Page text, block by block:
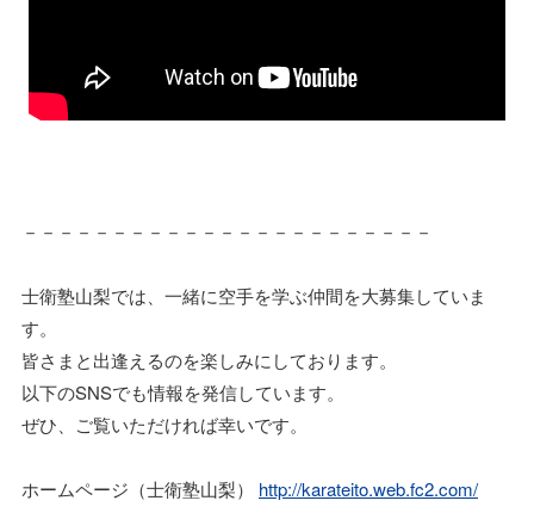
－－－－－－－－－－－－－－－－－－－－－－－
士衛塾山梨では、一緒に空手を学ぶ仲間を大募集していま
す。
皆さまと出逢えるのを楽しみにしております。
以下のSNSでも情報を発信しています。
ぜひ、ご覧いただければ幸いです。
ホームページ（士衛塾山梨） http://karateito.web.fc2.com/